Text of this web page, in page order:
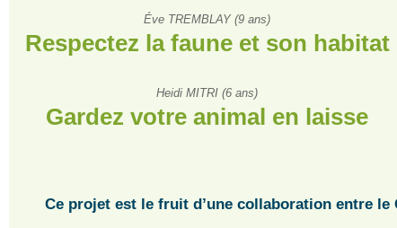
Éve TREMBLAY (9 ans)
Respectez la faune et son habitat
Heidi MITRI (6 ans)
Gardez votre animal en laisse
Ce projet est le fruit d’une collaboration entre le